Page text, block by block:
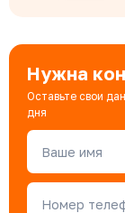
Нужна
Оставьте свои
дня
Ваше имя
Номер